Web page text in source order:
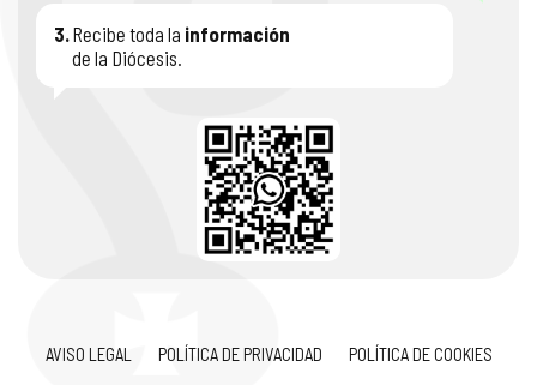
3.Recibe toda la información
de la Diócesis.
AVISO LEGAL POLÍTICA DE PRIVACIDAD POLÍTICA DE COOKIES